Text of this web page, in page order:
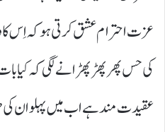
عزت احترام عشق کرتی ہو کہ اِس
کی حس پھر پھڑ پھڑانے لگی کہ کیا
عقیدت مند ہے اب میں پہلوان کی